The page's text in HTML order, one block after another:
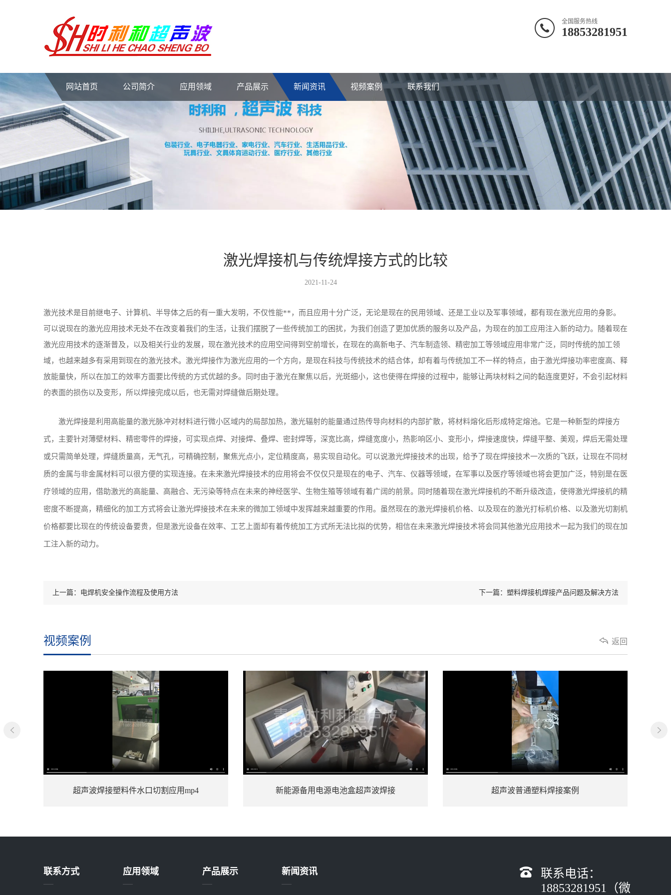
全国服务热线
18853281951
网站首页 公司简介 应用领域 产品展示 新闻资讯 视频案例 联系我们
激光焊接机与传统焊接方式的比较
2021-11-24
激光技术是目前继电子、计算机、半导体之后的有一重大发明，不仅性能**，而且应用十分广泛，无论是现在的民用领域、还是工业以及军事领域，都有现在激光应用的身影。
可以说现在的激光应用技术无处不在改变着我们的生活，让我们摆脱了一些传统加工的困扰，为我们创造了更加优质的服务以及产品，为现在的加工应用注入新的动力。随着现在
激光应用技术的逐渐普及，以及相关行业的发展，现在激光技术的应用空间得到空前增长，在现在的高新电子、汽车制造领、精密加工等领域应用非常广泛，同时传统的加工领
域，也越来越多有采用到现在的激光技术。激光焊接作为激光应用的一个方向，是现在科技与传统技术的结合体，却有着与传统加工不一样的特点，由于激光焊接功率密度高、释
放能量快，所以在加工的效率方面要比传统的方式优越的多。同时由于激光在聚焦以后，光斑细小，这也使得在焊接的过程中，能够让两块材料之间的黏连度更好，不会引起材料
的表面的损伤以及变形，所以焊接完成以后，也无需对焊缝做后期处理。
激光焊接是利用高能量的激光脉冲对材料进行微小区域内的局部加热，激光辐射的能量通过热传导向材料的内部扩散，将材料熔化后形成特定熔池。它是一种新型的焊接方
式，主要针对薄壁材料、精密零件的焊接，可实现点焊、对接焊、叠焊、密封焊等，深宽比高，焊缝宽度小，热影响区小、变形小，焊接速度快，焊缝平整、美观，焊后无需处理
或只需简单处理，焊缝质量高，无气孔，可精确控制，聚焦光点小，定位精度高，易实现自动化。可以说激光焊接技术的出现，给予了现在焊接技术一次质的飞跃，让现在不同材
质的金属与非金属材料可以很方便的实现连接。在未来激光焊接技术的应用将会不仅仅只是现在的电子、汽车、仪器等领域，在军事以及医疗等领域也将会更加广泛，特别是在医
疗领域的应用，借助激光的高能量、高融合、无污染等特点在未来的神经医学、生物生殖等领域有着广阔的前景。同时随着现在激光焊接机的不断升级改造，使得激光焊接机的精
密度不断提高，精细化的加工方式将会让激光焊接技术在未来的微加工领域中发挥越来越重要的作用。虽然现在的激光焊接机价格、以及现在的激光打标机价格、以及激光切割机
价格都要比现在的传统设备要贵，但是激光设备在效率、工艺上面却有着传统加工方式所无法比拟的优势，相信在未来激光焊接技术将会同其他激光应用技术一起为我们的现在加
工注入新的动力。
上一篇：电焊机安全操作流程及使用方法 下一篇：塑料焊接机焊接产品问题及解决方法
视频案例 返回
新能源备用电源电池盒超声波焊接 超声波普通塑料焊接案例 热压机塑胶柱熔接成型
联系方式 应用领域 产品展示 新闻资讯
联系电话：
18853281951（微